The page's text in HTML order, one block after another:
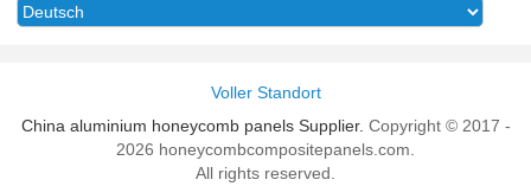
Voller Standort
China aluminium honeycomb panels Supplier. Copyright © 2017 -
2026 honeycombcompositepanels.com.
All rights reserved.